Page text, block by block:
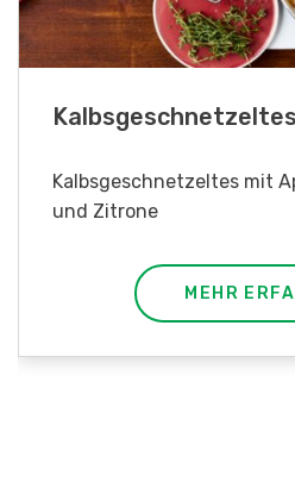
Kalbsgeschnetzeltes mit
und Zitrone
MEHR